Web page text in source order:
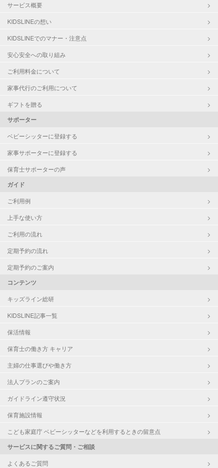
サービス概要
KIDSLINEの想い
KIDSLINEでのマナー・注意点
安心安全への取り組み
ご利用料金について
家事代行のご利用について
ギフトを贈る
サポーター
ベビーシッターに登録する
家事サポーターに登録する
保育士サポーターの声
ガイド
ご利用例
上手な使い方
ご利用の流れ
定期予約の流れ
定期予約のご案内
コンテンツ
キッズライン総研
KIDSLINE記事一覧
保活情報
保育士の働き方 キャリア
主婦の仕事選びや働き方
法人プランのご案内
ガイドライン遵守状況
保育施設情報
こども家庭庁 ベビーシッターなどを利用するときの留意点
サービスに関するご質問・ご相談
よくあるご質問